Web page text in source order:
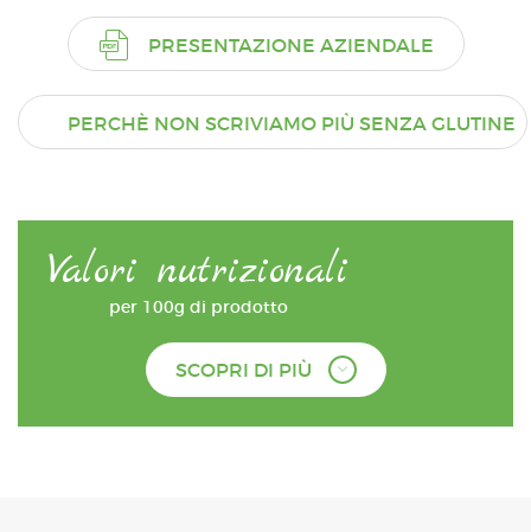
PRESENTAZIONE AZIENDALE
PERCHÈ NON SCRIVIAMO PIÙ SENZA GLUTINE
Valori nutrizionali
per 100g di prodotto
SCOPRI DI PIÙ